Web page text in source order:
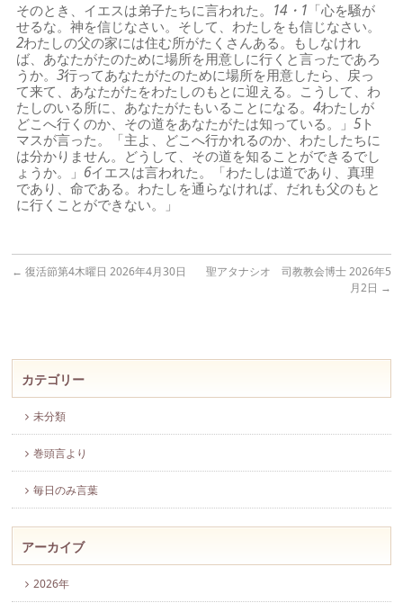
そのとき、イエスは弟子たちに言われた。 14・1 「心を騒が
せるな。神を信じなさい。そして、わたしをも信じなさい。
2わたしの父の家には住む所がたくさんある。もしなけれ
ば、あなたがたのために場所を用意しに行くと言ったであろ
うか。3行ってあなたがたのために場所を用意したら、戻っ
て来て、あなたがたをわたしのもとに迎える。こうして、わ
たしのいる所に、あなたがたもいることになる。4わたしが
どこへ行くのか、その道をあなたがたは知っている。」5 ト
マスが言った。「主よ、どこへ行かれるのか、わたしたちに
は分かりません。どうして、その道を知ることができるでし
ょうか。」 6イエスは言われた。「わたしは道であり、真理
であり、命である。わたしを通らなければ、だれも父のもと
に行くことができない。」
← 復活節第4木曜日 2026年4月30日
聖アタナシオ 司教教会博士 2026年5
月2日 →
カテゴリー
未分類
巻頭言より
毎日のみ言葉
アーカイブ
2026年